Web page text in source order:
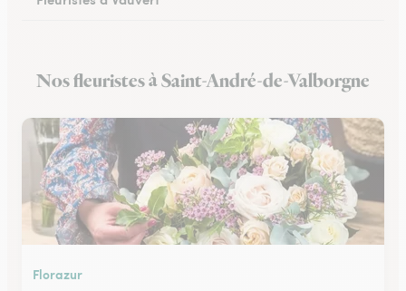
Fleuristes à Salindres
Nos fleuristes à Saint-André-de-Valborgne
Florazur